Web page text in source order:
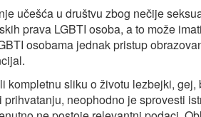
učešća u društvu zbog nečije
prava LGBTI osoba, a to može
osobama jednak pristup
kompletnu sliku o životu lezbejki,
neophodno je sprovesti